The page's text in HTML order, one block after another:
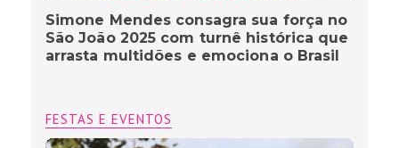
Simone Mendes consagra sua força no
São João 2025 com turnê histórica que
arrasta multidões e emociona o Brasil
FESTAS E EVENTOS